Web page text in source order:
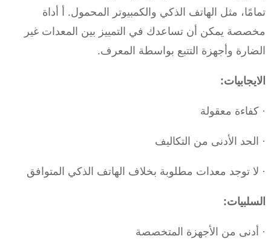
تمامًا، مثل الهاتف الذكي والكمبيوتر المحمول. أ أداة
مخصصة يمكن أن تساعدك في التمييز بين المعدات غير
الضارة وأجهزة التتبع بواسطة المعرف.
الايجابيات:
· كفاءة معقولة
· الحد الأدنى من التكاليف
· لا توجد معدات مطلوبة بخلاف الهاتف الذكي المتوافق
السلبيات:
· أدنى من الأجهزة المتخصصة